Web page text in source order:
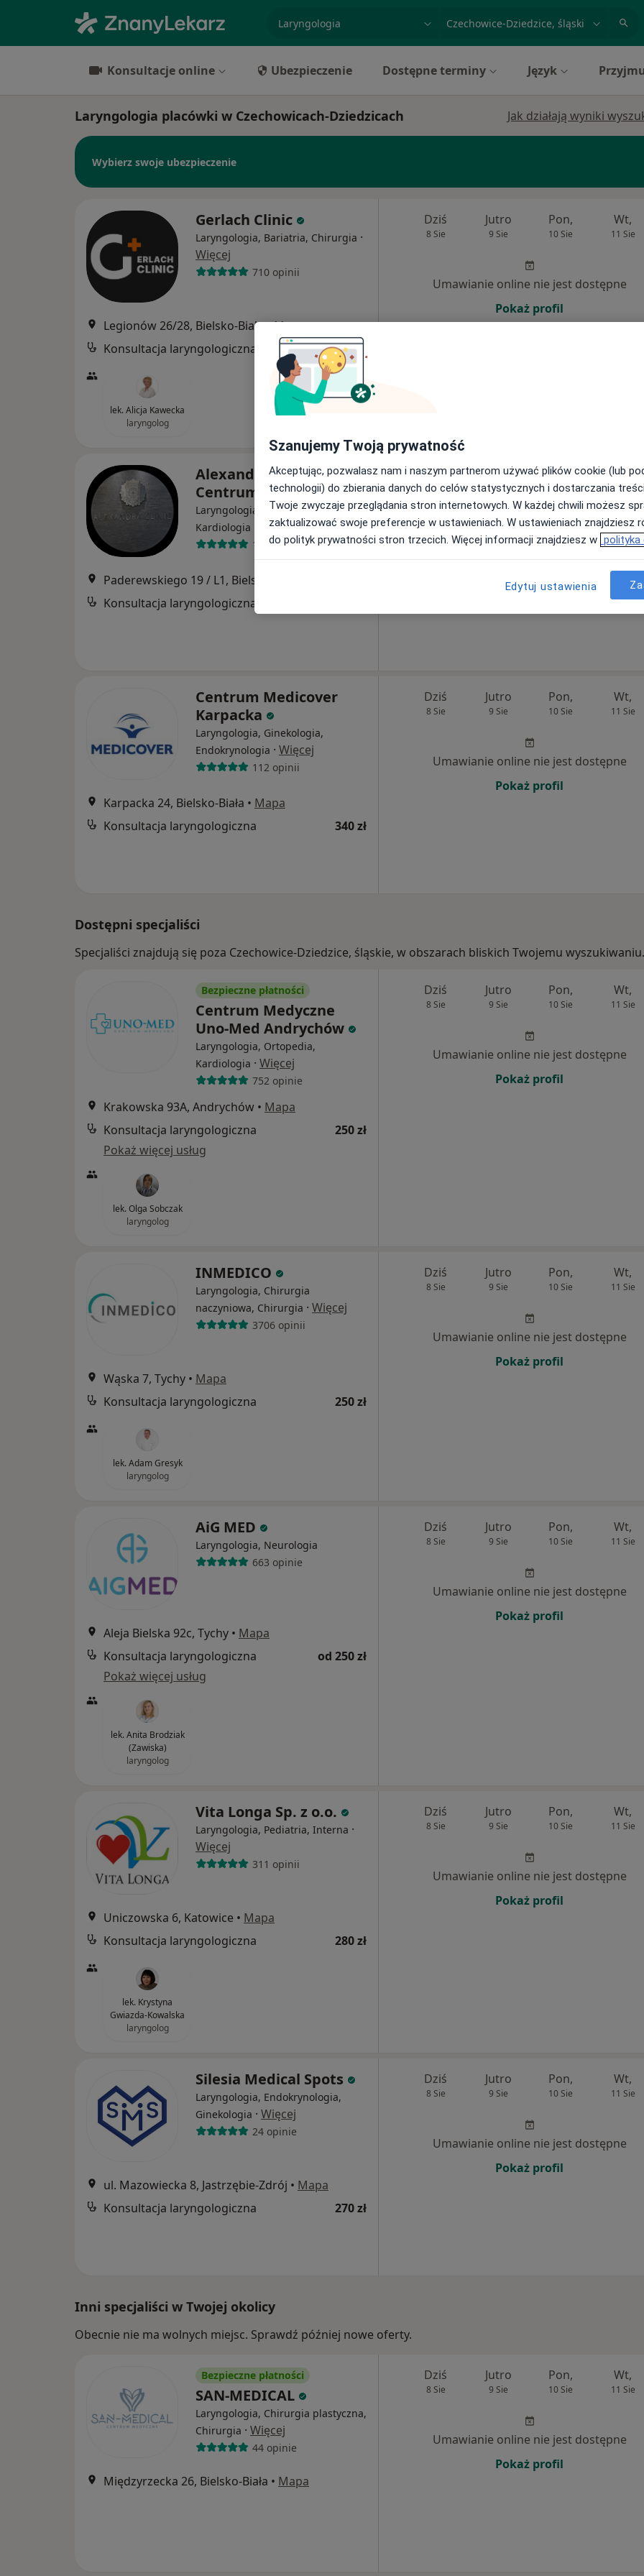
Konsultacje online Ubezpieczenie Dostępne terminy Język
Laryngologia placówki w Czechowicach-Dziedzicach Jak działają wyniki
Wybierz swoje ubezpieczenie
Gerlach Clinic
Laryngologia, Bariatria, Chirurgia ·
Więcej
710 opinii
Legionów 26/28, Bielsko-Biała•Mapa
Konsultacja laryngologiczna
300 zł
lek. Alicja Kawecka
laryngolog
Dziś
8 Sie
Jutro
9 Sie
Pon,
10 Sie
Wt,
11 Sie
Umawianie online nie jest dostępne
Pokaż profil
Alexandra Clinic
Centrum Medyczne
Laryngologia, Dermatologia,
Kardiologia
Więcej
154 opinie
Paderewskiego 19 / L1, Bielsko-Biała
Konsultacja laryngologiczna
Dziś
8 Sie
Jutro
9 Sie
Pon,
10 Sie
Wt,
11 Sie
Umawianie online nie jest dostępne
Centrum Medicover
Karpacka
Laryngologia, Ginekologia,
Endokrynologia · Więcej
112 opinii
Karpacka 24, Bielsko-Biała • Mapa
Konsultacja laryngologiczna
340 zł
Dziś
8 Sie
Jutro
9 Sie
Pon,
10 Sie
Wt,
11 Sie
Umawianie online nie jest dostępne
Pokaż profil
Dostępni specjaliści
Specjaliści znajdują się poza Czechowice-Dziedzice, śląskie, w obszarach bliskich Twojemu wyszukiwaniu.
Bezpieczne płatności
Centrum Medyczne
Uno-Med Andrychów
Laryngologia, Ortopedia,
Kardiologia · Więcej
752 opinie
Krakowska 93A, Andrychów • Mapa
Konsultacja laryngologiczna
250 zł
Pokaż więcej usług
lek. Olga Sobczak
laryngolog
Dziś
8 Sie
Jutro
9 Sie
Pon,
10 Sie
Wt,
11 Sie
Umawianie online nie jest dostępne
Pokaż profil
INMEDICO
Laryngologia, Chirurgia
naczyniowa, Chirurgia · Więcej
3706 opinii
Wąska 7, Tychy • Mapa
Konsultacja laryngologiczna
250 zł
lek. Adam Gresyk
laryngolog
Dziś
8 Sie
Jutro
9 Sie
Pon,
10 Sie
Wt,
11 Sie
Umawianie online nie jest dostępne
Pokaż profil
AiG MED
Laryngologia, Neurologia
663 opinie
Aleja Bielska 92c, Tychy • Mapa
Konsultacja laryngologiczna
od 250 zł
Pokaż więcej usług
lek. Anita Brodziak
(Zawiska)
laryngolog
Dziś
8 Sie
Jutro
9 Sie
Pon,
10 Sie
Wt,
11 Sie
Umawianie online nie jest dostępne
Pokaż profil
Vita Longa Sp. z o.o.
Laryngologia, Pediatria, Interna ·
Więcej
311 opinii
Uniczowska 6, Katowice • Mapa
Konsultacja laryngologiczna
280 zł
lek. Krystyna
Gwiazda-Kowalska
laryngolog
Dziś
8 Sie
Jutro
9 Sie
Pon,
10 Sie
Wt,
11 Sie
Umawianie online nie jest dostępne
Pokaż profil
Silesia Medical Spots
Laryngologia, Endokrynologia,
Ginekologia · Więcej
24 opinie
ul. Mazowiecka 8, Jastrzębie-Zdrój • Mapa
Konsultacja laryngologiczna
270 zł
Dziś
8 Sie
Jutro
9 Sie
Pon,
10 Sie
Wt,
11 Sie
Umawianie online nie jest dostępne
Pokaż profil
Inni specjaliści w Twojej okolicy
Obecnie nie ma wolnych miejsc. Sprawdź później nowe oferty.
Bezpieczne płatności
SAN-MEDICAL
Laryngologia, Chirurgia plastyczna,
Chirurgia · Więcej
44 opinie
Międzyrzecka 26, Bielsko-Biała • Mapa
Dziś
8 Sie
Jutro
9 Sie
Pon,
10 Sie
Wt,
11 Sie
Umawianie online nie jest dostępne
Pokaż profil
Szanujemy Twoją prywatność
Akceptując, pozwalasz nam i naszym partnerom używać plików cookie (lub
technologii) do zbierania danych do celów statystycznych i dostarczania
Twoje zwyczaje przeglądania stron internetowych. W każdej chwili możesz
zaktualizować swoje preferencje w ustawieniach. W ustawieniach znajdziesz
do polityk prywatności stron trzecich. Więcej informacji znajdziesz w polityka
Edytuj ustawienia